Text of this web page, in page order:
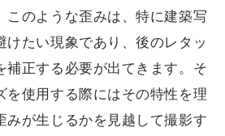
このような歪みは、特に建築写
けたい現象であり、後のレタッ
補正する必要が出てきます。そ
を使用する際にはその特性を理
みが生じるかを見越して撮影す